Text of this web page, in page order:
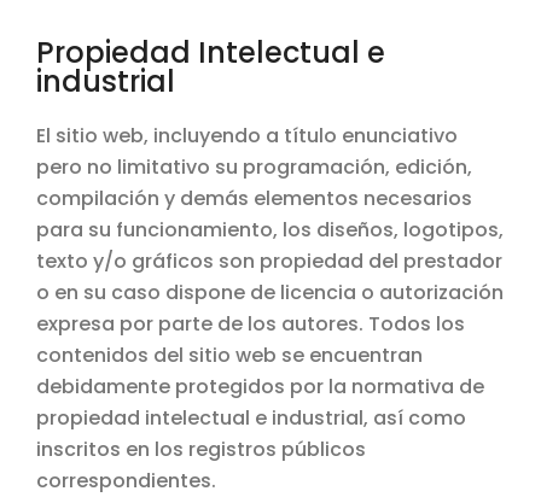
Propiedad Intelectual e
industrial
El sitio web, incluyendo a título enunciativo
pero no limitativo su programación, edición,
compilación y demás elementos necesarios
para su funcionamiento, los diseños, logotipos,
texto y/o gráficos son propiedad del prestador
o en su caso dispone de licencia o autorización
expresa por parte de los autores. Todos los
contenidos del sitio web se encuentran
debidamente protegidos por la normativa de
propiedad intelectual e industrial, así como
inscritos en los registros públicos
correspondientes.